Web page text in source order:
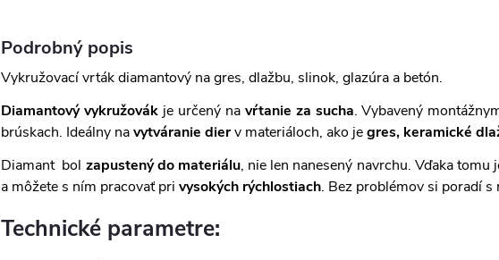
Podrobný popis
Vykružovací vrták diamantový na gres, dlažbu, slinok, glazúra a betón.
Diamantový vykružovákje určený na vŕtanie za sucha. Vybavený
brúskach. Ideálny navytváranie dierv materiáloch, ako jegres, keramické
Diamant bol zapustený do materiálu, nie len nanesený navrchu. Vďaka tomu
a môžete s ním pracovať pri vysokých rýchlostiach. Bez problémov si poradí s
Technické parametre: